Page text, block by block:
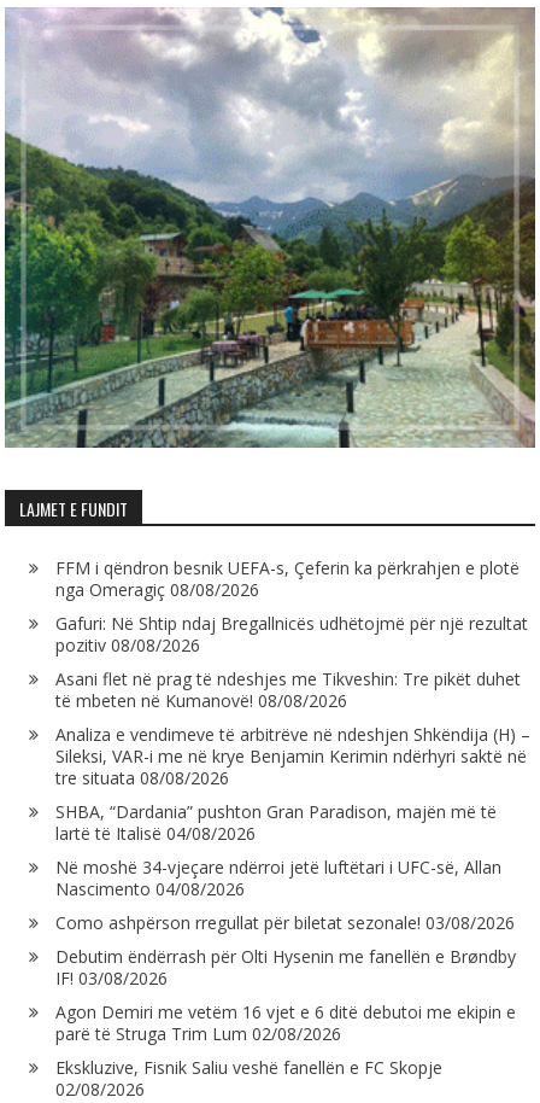
LAJMET E FUNDIT
FFM i qëndron besnik UEFA-s, Çeferin ka përkrahjen e plotë
nga Omeragiç 08/08/2026
Gafuri: Në Shtip ndaj Bregallnicës udhëtojmë për një rezultat
pozitiv 08/08/2026
Asani flet në prag të ndeshjes me Tikveshin: Tre pikët duhet
të mbeten në Kumanovë! 08/08/2026
Analiza e vendimeve të arbitrëve në ndeshjen Shkëndija (H) –
Sileksi, VAR-i me në krye Benjamin Kerimin ndërhyri saktë në
tre situata 08/08/2026
SHBA, “Dardania” pushton Gran Paradison, majën më të
lartë të Italisë 04/08/2026
Në moshë 34-vjeçare ndërroi jetë luftëtari i UFC-së, Allan
Nascimento 04/08/2026
Como ashpërson rregullat për biletat sezonale! 03/08/2026
Debutim ëndërrash për Olti Hysenin me fanellën e Brøndby
IF! 03/08/2026
Agon Demiri me vetëm 16 vjet e 6 ditë debutoi me ekipin e
parë të Struga Trim Lum 02/08/2026
Ekskluzive, Fisnik Saliu veshë fanellën e FC Skopje
02/08/2026